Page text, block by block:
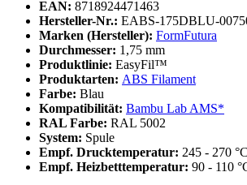
EAN: 8718924471463
Hersteller-Nr.: EABS-175DBLU-
Marken (Hersteller): FormFutura
Durchmesser: 1,75 mm
Produktlinie: EasyFil™
Produktarten: ABS Filament
Farbe: Blau
Kompatibilität: Bambu Lab AMS*
RAL Farbe: RAL 5002
System: Spule
Empf. Drucktemperatur: 245 - 270 °C
Empf. Heizbetttemperatur: 90 - 110